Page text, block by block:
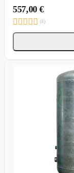
557,00 €
     (8)